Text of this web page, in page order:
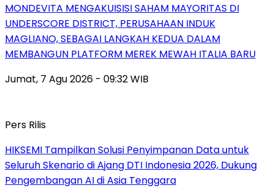
MONDEVITA MENGAKUISISI SAHAM MAYORITAS DI
UNDERSCORE DISTRICT, PERUSAHAAN INDUK
MAGLIANO, SEBAGAI LANGKAH KEDUA DALAM
MEMBANGUN PLATFORM MEREK MEWAH ITALIA BARU
Jumat, 7 Agu 2026 - 09:32 WIB
Pers Rilis
HIKSEMI Tampilkan Solusi Penyimpanan Data untuk
Seluruh Skenario di Ajang DTI Indonesia 2026, Dukung
Pengembangan AI di Asia Tenggara